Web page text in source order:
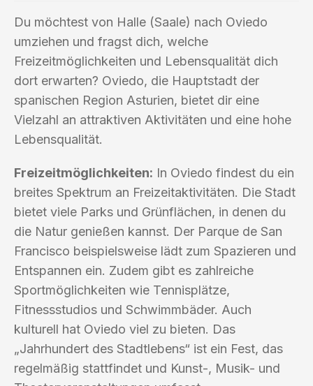
Du möchtest von Halle (Saale) nach Oviedo
umziehen und fragst dich, welche
Freizeitmöglichkeiten und Lebensqualität dich
dort erwarten? Oviedo, die Hauptstadt der
spanischen Region Asturien, bietet dir eine
Vielzahl an attraktiven Aktivitäten und eine hohe
Lebensqualität.
Freizeitmöglichkeiten: In Oviedo findest du ein
breites Spektrum an Freizeitaktivitäten. Die Stadt
bietet viele Parks und Grünflächen, in denen du
die Natur genießen kannst. Der Parque de San
Francisco beispielsweise lädt zum Spazieren und
Entspannen ein. Zudem gibt es zahlreiche
Sportmöglichkeiten wie Tennisplätze,
Fitnessstudios und Schwimmbäder. Auch
kulturell hat Oviedo viel zu bieten. Das
„Jahrhundert des Stadtlebens“ ist ein Fest, das
regelmäßig stattfindet und Kunst-, Musik- und